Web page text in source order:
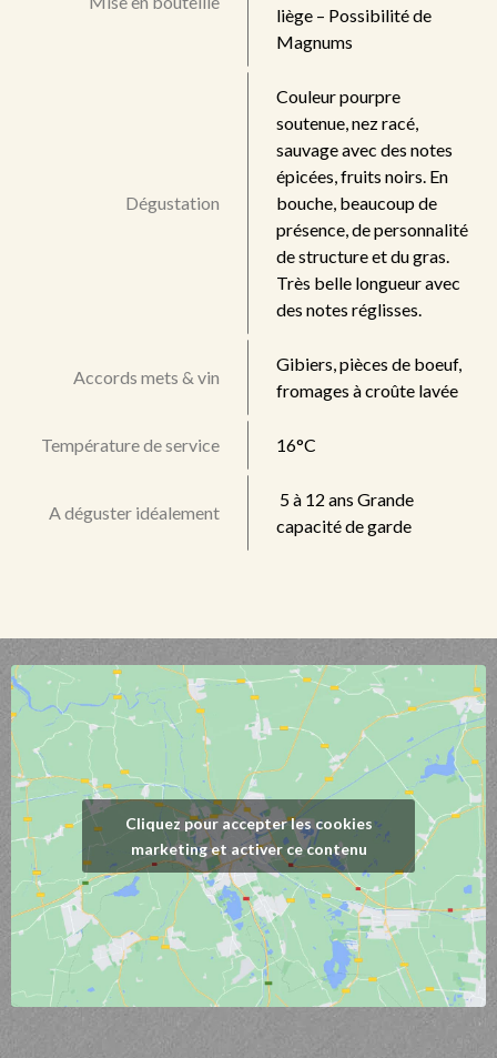
liège – Possibilité de
Magnums
Dégustation
Couleur pourpre
soutenue, nez racé,
sauvage avec des notes
épicées, fruits noirs. En
bouche, beaucoup de
présence, de personnalité
de structure et du gras.
Très belle longueur avec
des notes réglisses.
Accords mets & vin
Gibiers, pièces de boeuf,
fromages à croûte lavée
Température de service 16°C
A déguster idéalement
5 à 12 ans Grande
capacité de garde
Cliquez pour accepter les cookies
marketing et activer ce contenu